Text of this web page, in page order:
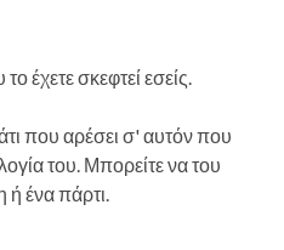
έχετε σκεφτεί εσείς.
που αρέσει σ' αυτόν που
του. Μπορείτε να του
ένα πάρτι.